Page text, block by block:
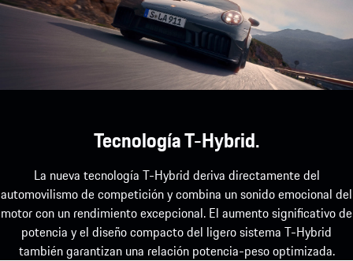
Tecnología T-Hybrid.
La nueva tecnología T-Hybrid deriva directamente del
automovilismo de competición y combina un sonido emocional del
motor con un rendimiento excepcional. El aumento significativo de
potencia y el diseño compacto del ligero sistema T-Hybrid
también garantizan una relación potencia-peso optimizada.